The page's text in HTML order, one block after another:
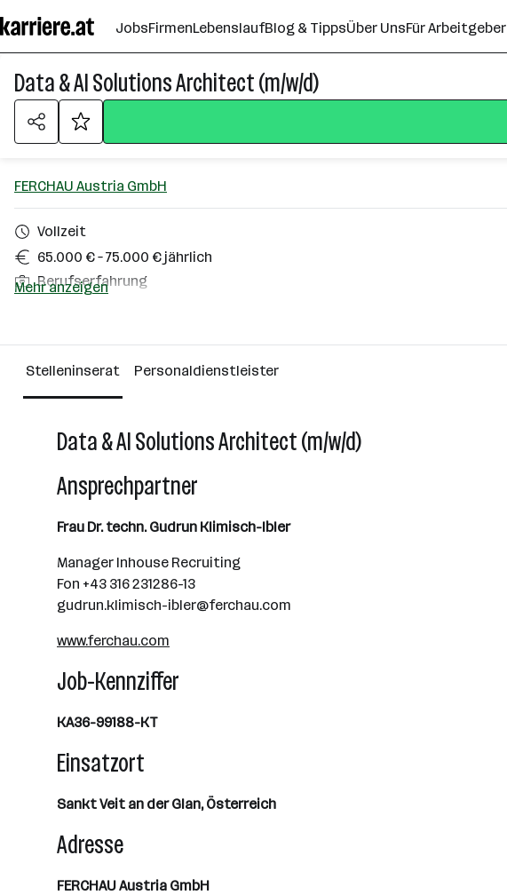
Seiteninhalt
springen
JobsFirmenLebenslaufBlog & TippsÜber UnsFür Arbeitgeber
Data & AI Solutions Architect (m/w/d)
FERCHAU Austria GmbH
Vollzeit
65.000 € – 75.000 € jährlich
Berufserfahrung
Über das Unternehmen
Wien
Mehr anzeigen
Stelleninserat Personaldienstleister
Data & AI Solutions Architect (m/w/d)
Ansprechpartner
Frau Dr. techn. Gudrun Klimisch-Ibler
Manager Inhouse Recruiting
Fon +43 316 231286-13
gudrun.klimisch-ibler@ferchau.com
www.ferchau.com
Job-Kennziffer
KA36-99188-KT
Einsatzort
Sankt Veit an der Glan, Österreich
Adresse
FERCHAU Austria GmbH